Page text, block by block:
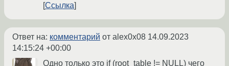
Ссылка
Ответ на: комментарий от alex0x08 14.09.2023
14:15:24 +00:00
Одно только это if (root_table != NULL) чего